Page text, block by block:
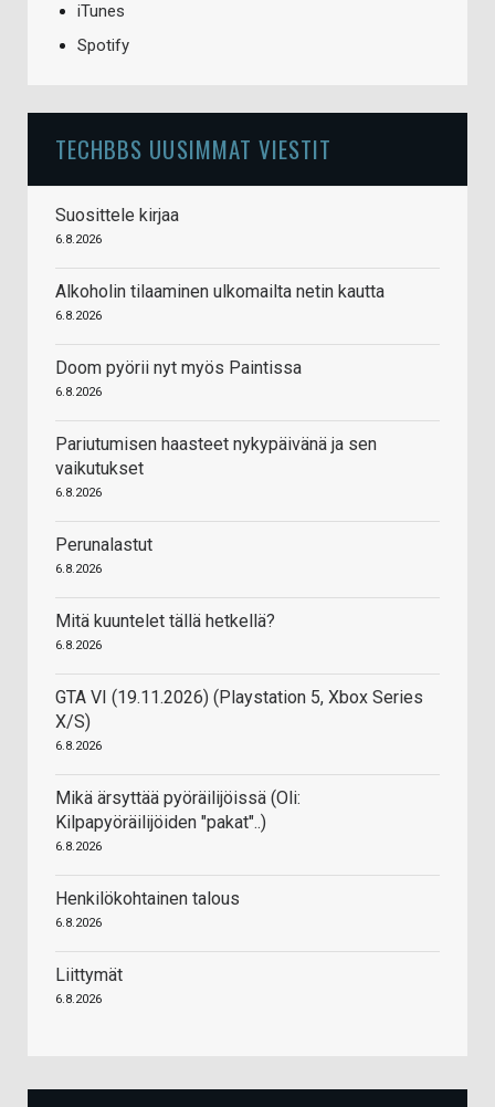
iTunes
Spotify
TECHBBS UUSIMMAT VIESTIT
Suosittele kirjaa
6.8.2026
Alkoholin tilaaminen ulkomailta netin kautta
6.8.2026
Doom pyörii nyt myös Paintissa
6.8.2026
Pariutumisen haasteet nykypäivänä ja sen
vaikutukset
6.8.2026
Perunalastut
6.8.2026
Mitä kuuntelet tällä hetkellä?
6.8.2026
GTA VI (19.11.2026) (Playstation 5, Xbox Series
X/S)
6.8.2026
Mikä ärsyttää pyöräilijöissä (Oli:
Kilpapyöräilijöiden "pakat"..)
6.8.2026
Henkilökohtainen talous
6.8.2026
Liittymät
6.8.2026